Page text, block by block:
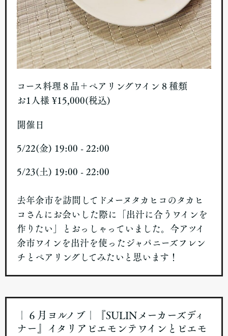
コース料理８品＋ペアリングワイン８種類
お1人様 ¥15,000(税込)
開催日
5/22(金) 19:00 - 22:00
5/23(土) 19:00 - 22:00
去年余市を訪問してドメーヌタカヒコのタカヒ
コさんにお会いした際に「出汁に合うワインを
作りたい」とおっしゃっていました。今アツイ
余市ワインを出汁を使ったジャパニーズフレン
チとペアリングしてみたいと思います！
｜６月ヨルノブ｜『SULINメーカーズディ
ナー』イタリアピエモンテワインとピエモ